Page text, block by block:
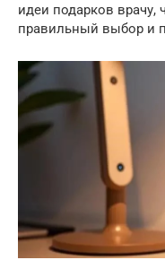
идеи подарков
правильный выбор и